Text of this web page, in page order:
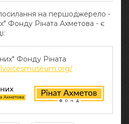
посилання на першоджерело -
Фонду Ріната Ахметова - є
Фонду Ріната